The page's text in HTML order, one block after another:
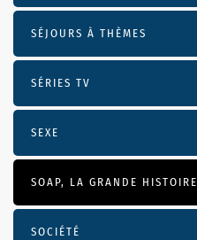
SÉJOURS À THÈMES
SÉRIES TV
SEXE
SOAP, LA GRANDE HISTOIRE
SOCIÉTÉ